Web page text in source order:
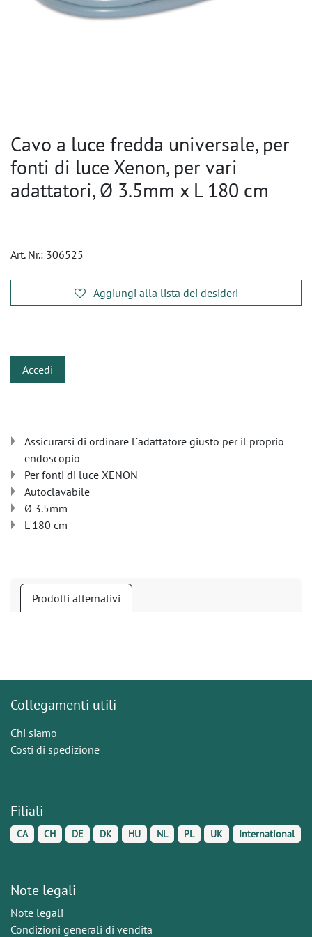
Cavo a luce fredda universale, per
fonti di luce Xenon, per vari
adattatori, Ø 3.5mm x L 180 cm
Art. Nr.: 306525
Aggiungi alla lista dei desideri
Accedi
Assicurarsi di ordinare l´adattatore giusto per il proprio
endoscopio
Per fonti di luce XENON
Autoclavabile
Ø 3.5mm
L 180 cm
Prodotti alternativi
Collegamenti utili
Chi siamo
Costi di spedizione
Filiali
CA CH DE DK HU NL PL UK International
Note legali
Note legali
Condizioni generali di vendita